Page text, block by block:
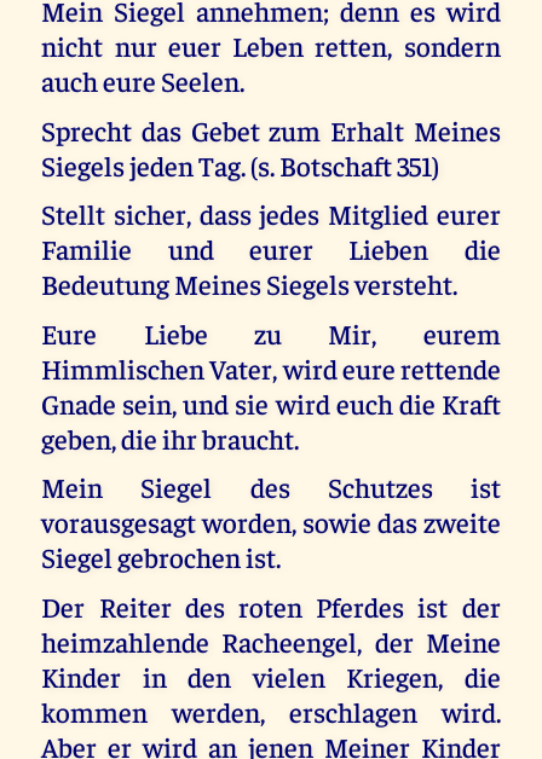
Mein Siegel annehmen; denn es wird
nicht nur euer Leben retten, sondern
auch eure Seelen.
Sprecht das Gebet zum Erhalt Meines
Siegels jeden Tag. (s. Botschaft 351)
Stellt sicher, dass jedes Mitglied eurer
Familie und eurer Lieben die
Bedeutung Meines Siegels versteht.
Eure Liebe zu Mir, eurem
Himmlischen Vater, wird eure rettende
Gnade sein, und sie wird euch die Kraft
geben, die ihr braucht.
Mein Siegel des Schutzes ist
vorausgesagt worden, sowie das zweite
Siegel gebrochen ist.
Der Reiter des roten Pferdes ist der
heimzahlende Racheengel, der Meine
Kinder in den vielen Kriegen, die
kommen werden, erschlagen wird.
Aber er wird an jenen Meiner Kinder